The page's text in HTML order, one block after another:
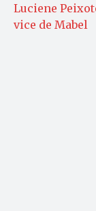
Luciene
vice de Mabel